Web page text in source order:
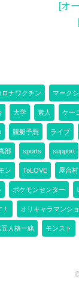
[オ
ロナワクチン マーク
大学 素人 ケー
競艇予想 ライブ
部 sports support
ン ToLOVE 屋台村
ポケモンセンター
オリキャラマンシ
五人格一緒 モンスト